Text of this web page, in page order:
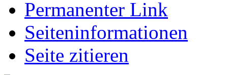
Permanenter Link
Seiten­informationen
Seite zitieren